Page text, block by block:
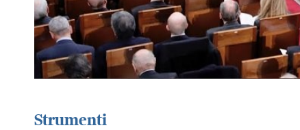
Strumenti